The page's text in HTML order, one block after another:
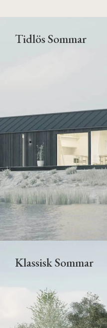
Tidlös Sommar
Klassisk Sommar